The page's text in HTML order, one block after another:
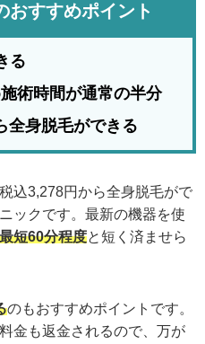
おすすめポイント
る
術時間が通常の半分
全身脱毛ができる
込3,278円から全身脱毛がで
ックです。最新の機器を使
短60分程度と短く済ませら
のもおすすめポイントです。
金も返金されるので、万が